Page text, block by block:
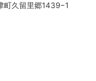
町久留里郷1439−1